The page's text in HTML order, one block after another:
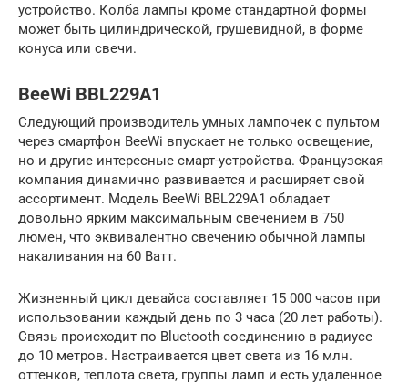
устройство. Колба лампы кроме стандартной формы
может быть цилиндрической, грушевидной, в форме
конуса или свечи.
BeeWi BBL229A1
Следующий производитель умных лампочек с пультом
через смартфон BeeWi впускает не только освещение,
но и другие интересные смарт-устройства. Французская
компания динамично развивается и расширяет свой
ассортимент. Модель BeeWi BBL229A1 обладает
довольно ярким максимальным свечением в 750
люмен, что эквивалентно свечению обычной лампы
накаливания на 60 Ватт.
Жизненный цикл девайса составляет 15 000 часов при
использовании каждый день по 3 часа (20 лет работы).
Связь происходит по Bluetooth соединению в радиусе
до 10 метров. Настраивается цвет света из 16 млн.
оттенков, теплота света, группы ламп и есть удаленное